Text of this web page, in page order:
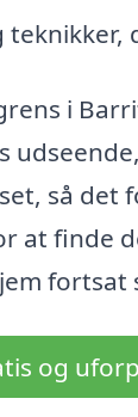
i
så det
at finde
og